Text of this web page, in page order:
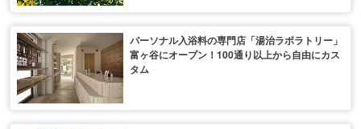
パーソナル入浴料の専門店「湯治ラボラトリー」
富ヶ谷にオープン！100通り以上から自由にカス
タム